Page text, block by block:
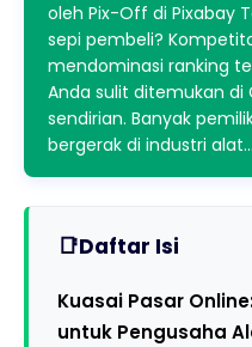
oleh Pix-Off di Pixabay
sepi pembeli?
mendominasi ranking
Anda sulit ditemukan di
sendirian. Banyak
bergerak di industri alat…
Daftar Isi
Kuasai Pasar
untuk Pengusaha